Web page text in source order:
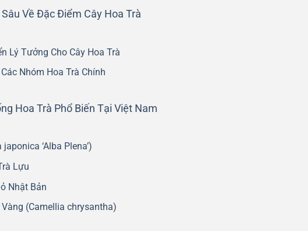
Về Đặc Điểm Cây Hoa Trà
Lý Tưởng Cho Cây Hoa Trà
Nhóm Hoa Trà Chính
Hoa Trà Phổ Biến Tại Việt Nam
‘Alba Plena’)
Lựu
Nhật Bản
(Camellia chrysantha)